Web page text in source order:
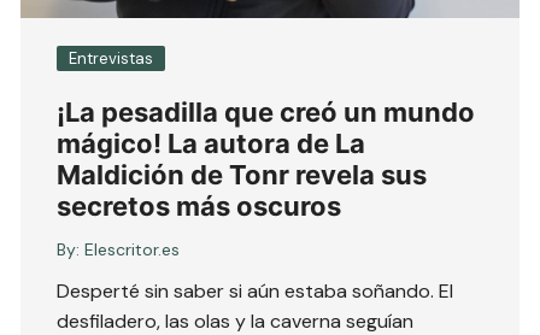
Entrevistas
¡La pesadilla que creó un mundo
mágico! La autora de La
Maldición de Tonr revela sus
secretos más oscuros
By: Elescritor.es
Desperté sin saber si aún estaba soñando. El
desfiladero, las olas y la caverna seguían